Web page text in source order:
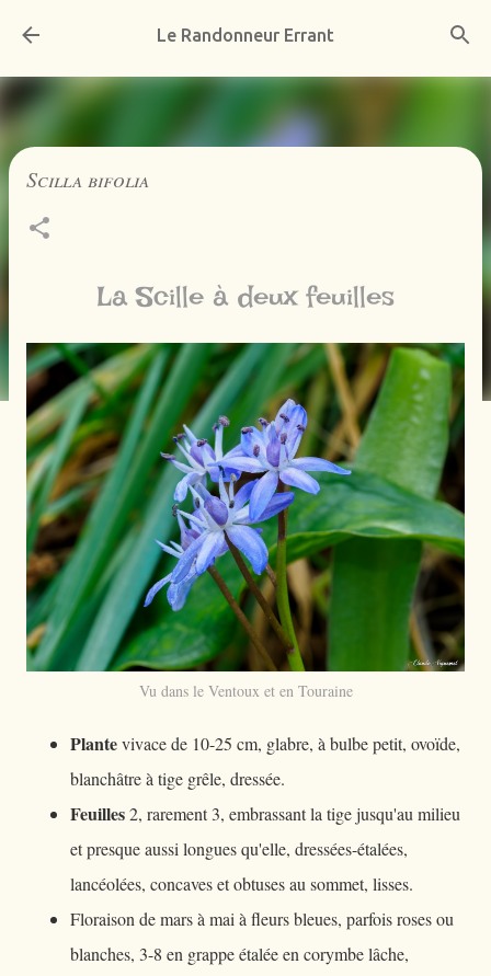
Accéder au contenu principal
Le Randonneur Errant
Scilla bifolia
La Scille à deux feuilles
Vu dans le Ventoux et en Touraine
Plantevivace de 10-25 cm, glabre, à bulbe petit, ovoïde,
blanchâtre à tige grêle, dressée.
Feuilles2, rarement 3, embrassant la tige jusqu'au milieu
et presque aussi longues qu'elle, dressées-étalées,
lancéolées, concaves et obtuses au sommet, lisses.
Floraison de mars à mai à fleurs bleues, parfois roses ou
blanches, 3-8 en grappe étalée en corymbe lâche,